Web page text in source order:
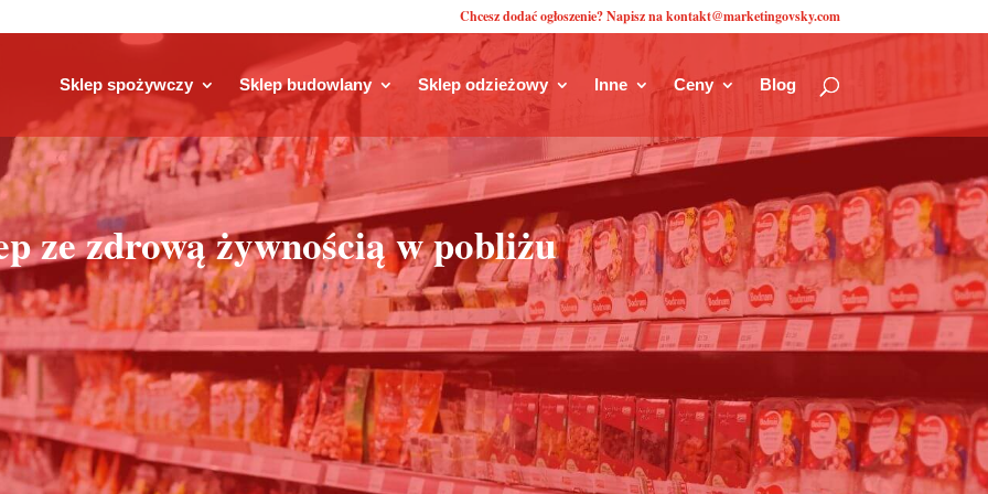
Chcesz dodać ogłoszenie? Napisz na kontakt@marketingovsky.com
Sklep spożywczy Sklep budowlany Sklep odzieżowy Inne Ceny Blog
ze zdrową żywnością w pobliżu